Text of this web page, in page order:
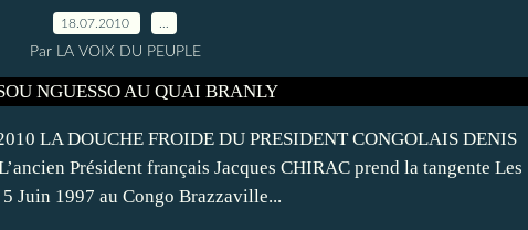
18.07.2010
Par LA VOIX DU PEUPLE
LA DOUCHE FROIDE DU PRESIDENT CONGOLAIS DENIS
Président français Jacques CHIRAC prend la tangente Les
Juin 1997 au Congo Brazzaville...